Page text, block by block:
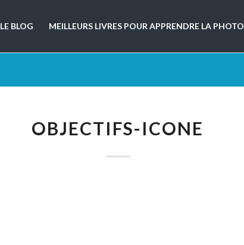
LE BLOG MEILLEURS LIVRES POUR APPRENDRE LA PHOTO
OBJECTIFS-ICONE